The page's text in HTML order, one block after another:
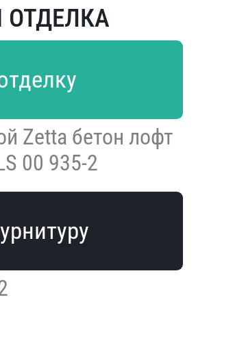
ОТДЕЛКА
Zetta бетон лофт
00 935-2